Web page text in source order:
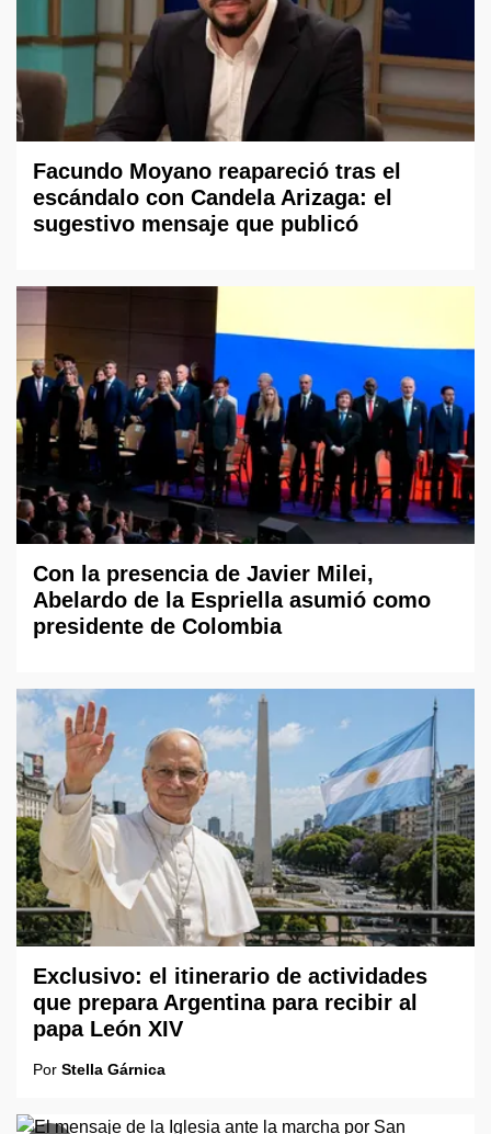
Facundo Moyano reapareció tras el
escándalo con Candela Arizaga: el
sugestivo mensaje que publicó
Con la presencia de Javier Milei,
Abelardo de la Espriella asumió como
presidente de Colombia
Exclusivo: el itinerario de actividades
que prepara Argentina para recibir al
papa León XIV
Por Stella Gárnica